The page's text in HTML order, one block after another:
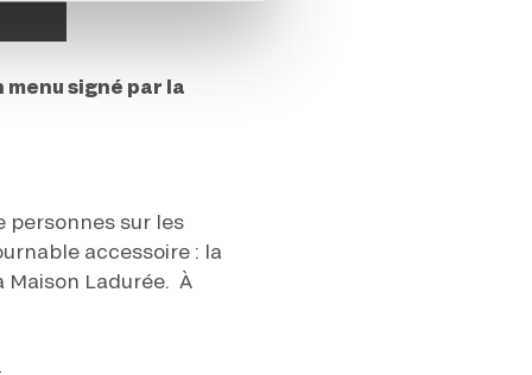
signé par la
personnes sur les
accessoire : la
Ladurée. À